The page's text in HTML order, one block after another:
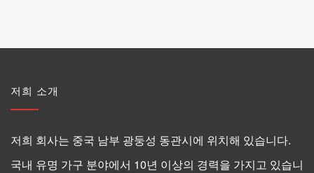
저희 소개
저희 회사는 중국 남부 광둥성 동관시에 위치해 있습니다.
국내 유명 가구 분야에서 10년 이상의 경력을 가지고 있습니